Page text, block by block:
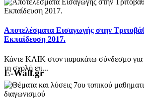
Αποτελέσματα Εισαγωγής στην
Εκπαίδευση 2017.
Κάντε ΚΛΙΚ στον παρακάτω σύνδεσμο για
τη σχολή επ...
E-Wall.gr